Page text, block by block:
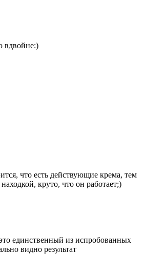
вдвойне:)
что есть действующие крема, тем
круто, что он работает;)
единственный из испробованных
видно результат